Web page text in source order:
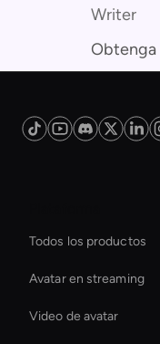
Writer
Obtenga
Todos los productos
Avatar en streaming
Video de avatar